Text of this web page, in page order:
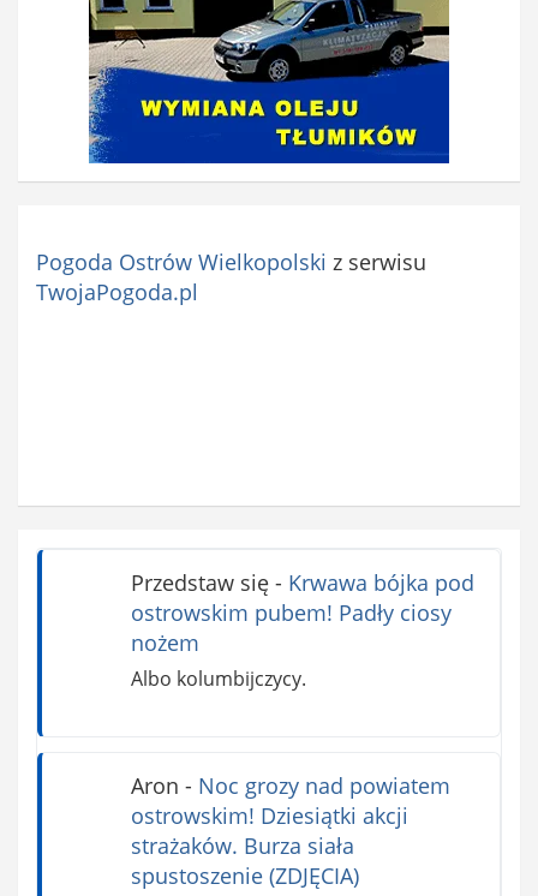
Pogoda Ostrów Wielkopolski z serwisu
TwojaPogoda.pl
Przedstaw się- Krwawa bójka pod
ostrowskim pubem! Padły ciosy
nożem
Albo kolumbijczycy.
Aron - Noc grozy nad powiatem
ostrowskim! Dziesiątki akcji
strażaków. Burza siała
spustoszenie (ZDJĘCIA)